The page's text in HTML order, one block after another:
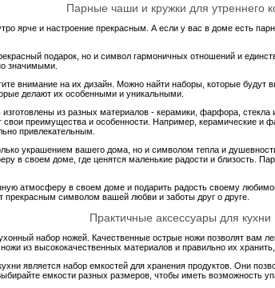
Парные чаши и кружки для утреннего
ярче и настроение прекрасным. А если у вас в доме есть
подарок, но и символ гармоничных отношений и
значимыми.
внимание на их дизайн. Можно найти наборы, которые будут
делают их особенными и уникальными.
из разных материалов - керамики, фарфора,
преимущества и особенности. Например, керамические и
привлекательным.
украшением вашего дома, но и символом тепла и
в своем доме, где ценятся маленькие радости и близость.
атмосферу в своем доме и подарить радость своему
прекрасным символом вашей любви и заботы друг о друге.
Практичные аксессуары для кухни
набор ножей. Качественные острые ножи позволят вам
из высококачественных материалов и правильно их
является набор емкостей для хранения продуктов. Они
емкости разных размеров, чтобы иметь возможность